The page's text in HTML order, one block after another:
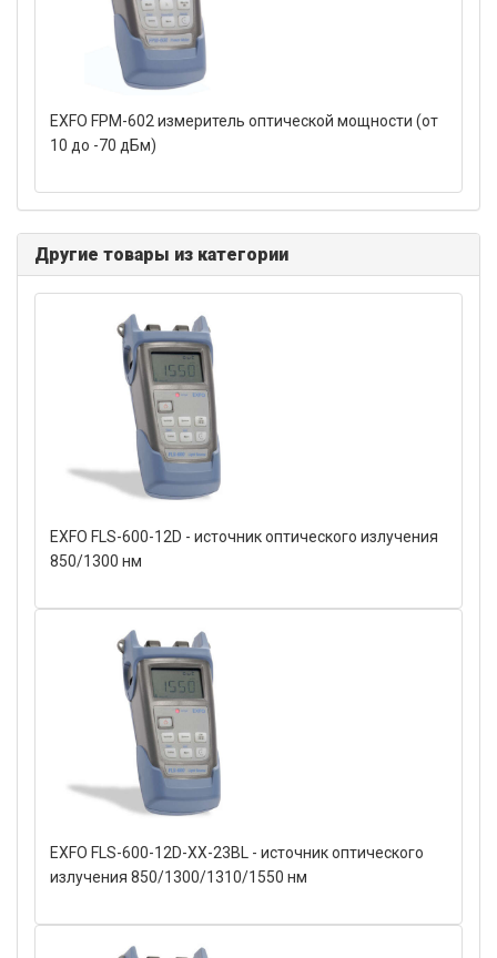
EXFO FPM-602 измеритель оптической мощности (от
10 до -70 дБм)
Другие товары из категории
EXFO FLS-600-12D - источник оптического излучения
850/1300 нм
EXFO FLS-600-12D-XX-23BL - источник оптического
излучения 850/1300/1310/1550 нм